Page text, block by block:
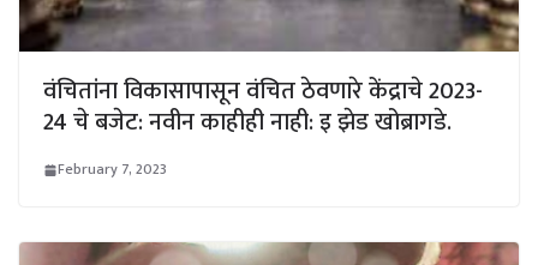
वंचितांना विकासापासून वंचित ठेवणारे केंद्राचे 2023-
24 चे बजेट: नवीन काहीही नाही: इ झेड खोब्रागडे.
February 7, 2023